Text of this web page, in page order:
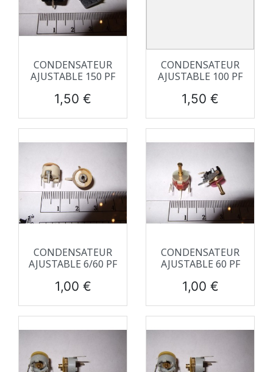
CONDENSATEUR
AJUSTABLE 150 PF
Prix
1,50 €
CONDENSATEUR
AJUSTABLE 100 PF
Prix
1,50 €
CONDENSATEUR
AJUSTABLE 6/60 PF
Prix
1,00 €
CONDENSATEUR
AJUSTABLE 60 PF
Prix
1,00 €